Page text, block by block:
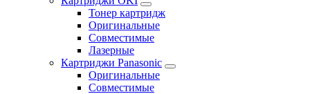
Тонер картридж
Оригинальные
Совместимые
Лазерные
Картриджи Panasonic
Оригинальные
Совместимые